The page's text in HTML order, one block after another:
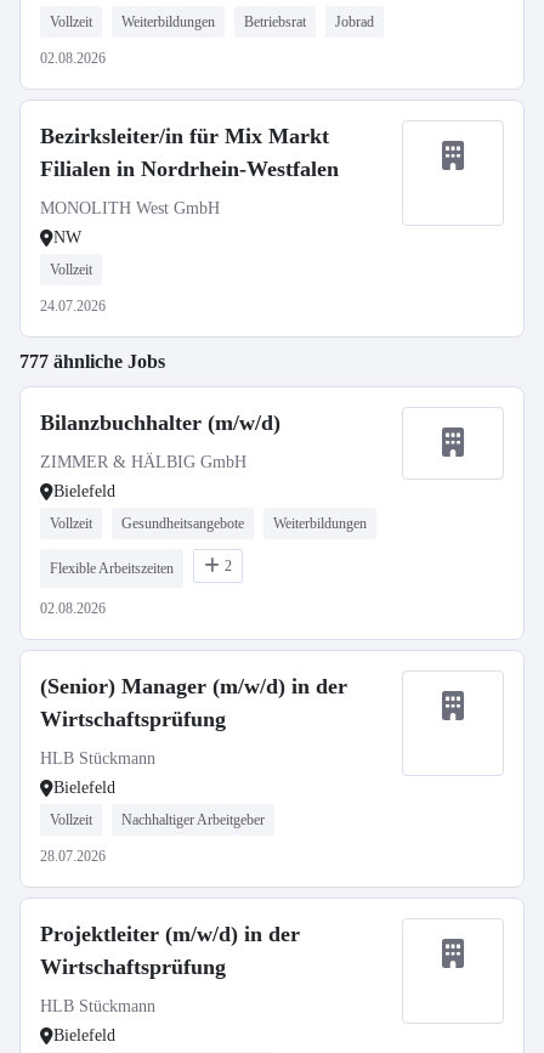
Vollzeit Weiterbildungen Betriebsrat Jobrad
02.08.2026
Bezirksleiter/in für Mix Markt
Filialen in Nordrhein-Westfalen
MONOLITH West GmbH
NW
Vollzeit
24.07.2026
777 ähnliche Jobs
Bilanzbuchhalter (m/w/d)
ZIMMER & HÄLBIG GmbH
Bielefeld
Vollzeit Gesundheitsangebote Weiterbildungen
Flexible Arbeitszeiten 2
02.08.2026
(Senior) Manager (m/w/d) in der
Wirtschaftsprüfung
HLB Stückmann
Bielefeld
Vollzeit Nachhaltiger Arbeitgeber
28.07.2026
Projektleiter (m/w/d) in der
Wirtschaftsprüfung
HLB Stückmann
Bielefeld